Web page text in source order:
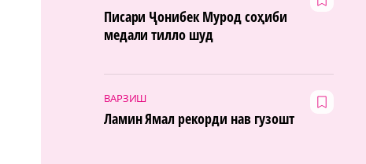
Писари Ҷонибек Мурод соҳиби
медали тилло шуд
ВАРЗИШ
Ламин Ямал рекорди нав гузошт